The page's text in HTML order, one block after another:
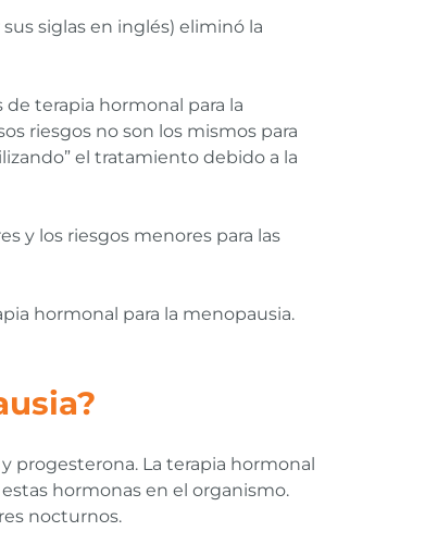
siglas en inglés) eliminó la
terapia hormonal para la
riesgos no son los mismos para
el tratamiento debido a la
y los riesgos menores para las
hormonal para la menopausia.
progesterona. La terapia hormonal
hormonas en el organismo.
nocturnos.